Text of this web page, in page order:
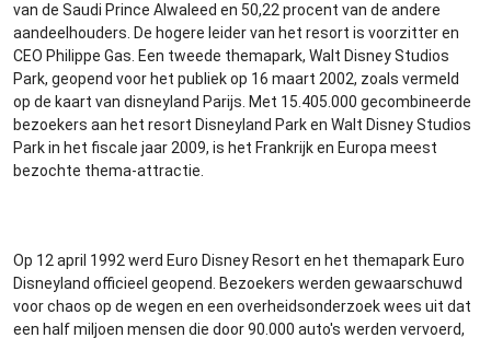
van de Saudi Prince Alwaleed en 50,22 procent van de andere
aandeelhouders. De hogere leider van het resort is voorzitter en
CEO Philippe Gas. Een tweede themapark, Walt Disney Studios
Park, geopend voor het publiek op 16 maart 2002, zoals vermeld
op de kaart van disneyland Parijs. Met 15.405.000 gecombineerde
bezoekers aan het resort Disneyland Park en Walt Disney Studios
Park in het fiscale jaar 2009, is het Frankrijk en Europa meest
bezochte thema-attractie.
Op 12 april 1992 werd Euro Disney Resort en het themapark Euro
Disneyland officieel geopend. Bezoekers werden gewaarschuwd
voor chaos op de wegen en een overheidsonderzoek wees uit dat
een half miljoen mensen die door 90.000 auto's werden vervoerd,